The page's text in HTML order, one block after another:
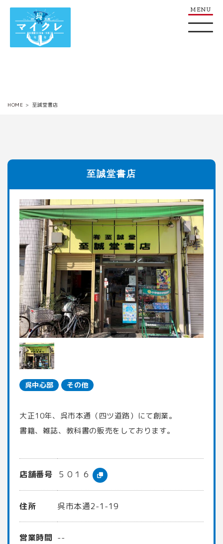
HOME 至誠堂書店
至誠堂書店
呉中心部 その他
大正10年、呉市本通（四ツ道路）にて創業。
書籍、雑誌、教科書の販売をしております。
店舗番号 ５０１６
住所 呉市本通2-1-19
営業時間 --